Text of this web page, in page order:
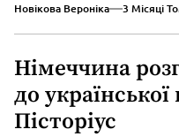
Новікова Вероніка 3 Місяці
Німеччина
до
Пісторіус